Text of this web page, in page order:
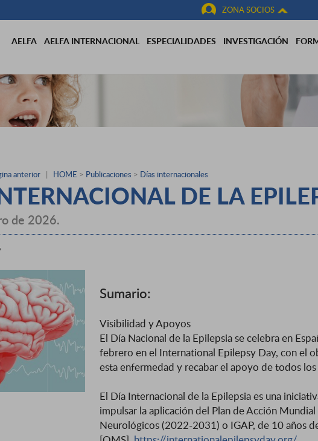
ZONA SOCIOS
AELFA AELFA INTERNACIONAL ESPECIALIDADES INVESTIGACIÓN
anterior| HOME > Publicaciones > Días internacionales
DE LA
de 2026.
Sumario:
Visibilidad y Apoyos
El Día Nacional de la Epilepsia se celebra en
febrero en el International Epilepsy Day, con el
esta enfermedad y recabar el apoyo de todos
El Día Internacional de la Epilepsia es una
impulsar la aplicación del Plan de Acción
Neurológicos (2022-2031) o IGAP, de 10 años